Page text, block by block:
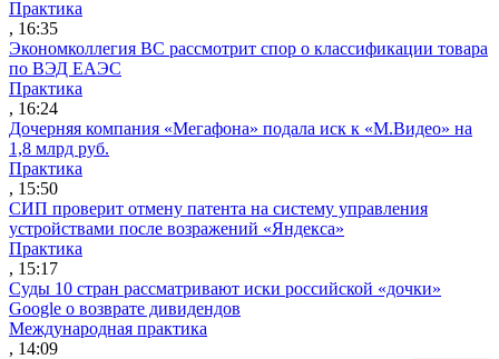
Практика
, 16:35
Экономколлегия ВС рассмотрит спор о классификации товара
по ВЭД ЕАЭС
Практика
, 16:24
Дочерняя компания «Мегафона» подала иск к «М.Видео» на
1,8 млрд руб.
Практика
, 15:50
СИП проверит отмену патента на систему управления
устройствами после возражений «Яндекса»
Практика
, 15:17
Суды 10 стран рассматривают иски российской «дочки»
Google о возврате дивидендов
Международная практика
, 14:09